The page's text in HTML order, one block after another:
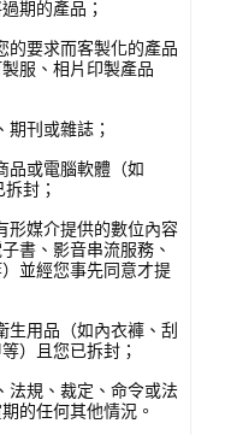
期的產品；
的要求而客製化的產品
製服、相片印製產品
期刊或雜誌；
品或電腦軟體（如
封；
形媒介提供的數位內容
書、影音串流服務、
並經您事先同意才提
生用品（如內衣褲、刮
）且您已拆封；
法規、裁定、命令或法
的任何其他情況。